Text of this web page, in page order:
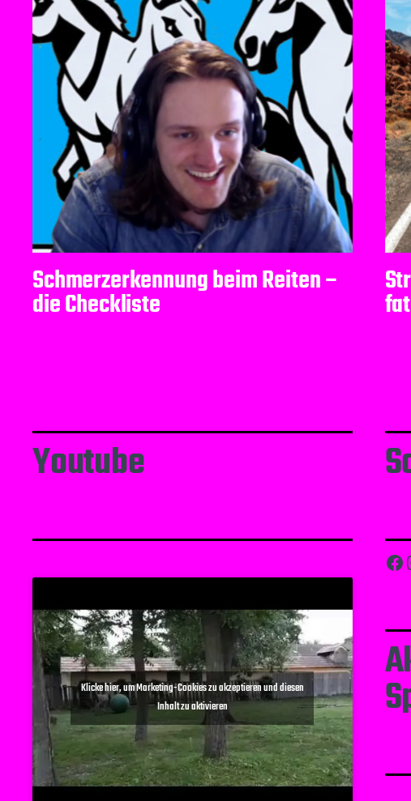
Schmerzerkennung beim Reiten –
die Checkliste
Youtube
Klicke hier, um Marketing-Cookies zu akzeptieren und diesen
Inhalt zu aktivieren
Facebook